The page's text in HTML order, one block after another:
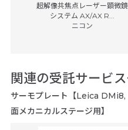
超解像共焦点レーザー顕微鏡
システム AX/AX R...
ニコン
関連の受託サービ
サーモプレート【Leica
面メカニカルステージ用】